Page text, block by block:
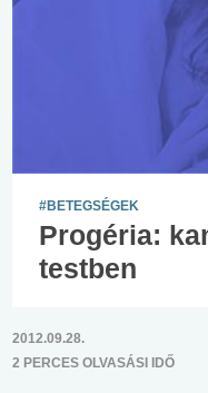
#BETEGSÉGEK
Progéria:
testben
2012.09.28.
2 PERCES OLVASÁSI IDŐ